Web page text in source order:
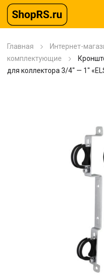
Главная Интернет-
комплектующие
для коллектора 3/4″ — 1″